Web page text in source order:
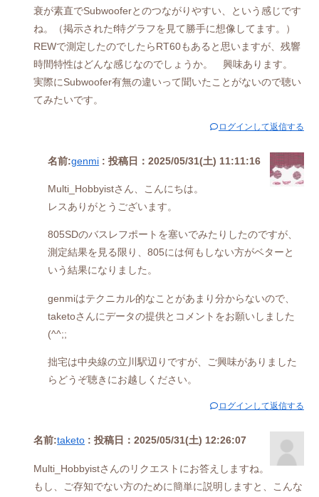
衰が素直でSubwooferとのつながりやすい、という感じです
ね。（掲示されたf特グラフを見て勝手に想像してます。）
REWで測定したのでしたらRT60もあると思いますが、残響
時間特性はどんな感じなのでしょうか。 興味あります。
実際にSubwoofer有無の違いって聞いたことがないので聴い
てみたいです。
ログインして返信する
名前:genmi : 投稿日：2025/05/31(土) 11:11:16
Multi_Hobbyistさん、こんにちは。
レスありがとうございます。
805SDのバスレフポートを塞いでみたりしたのですが、
測定結果を見る限り、805には何もしない方がベターと
いう結果になりました。
genmiはテクニカル的なことがあまり分からないので、
taketoさんにデータの提供とコメントをお願いしました
(^^;;
拙宅は中央線の立川駅辺りですが、ご興味がありました
らどうぞ聴きにお越しください。
ログインして返信する
名前:taketo : 投稿日：2025/05/31(土) 12:26:07
Multi_Hobbyistさんのリクエストにお答えしますね。
もし、ご存知でない方のために簡単に説明しますと、こんな